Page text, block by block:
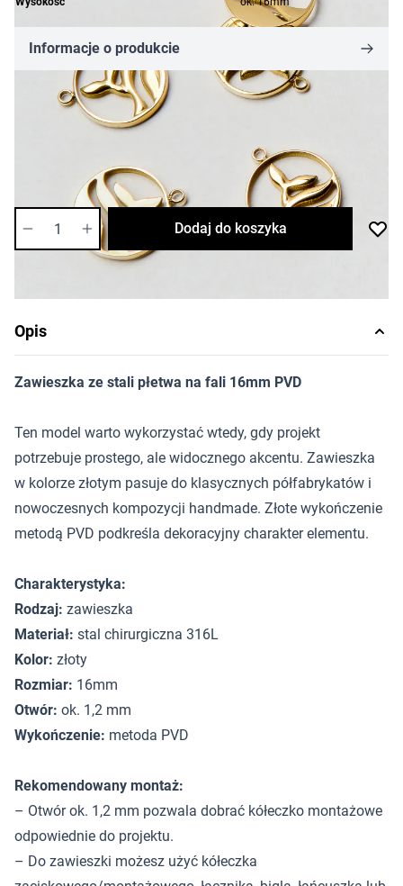
Informacje o produkcie
17,22 zł
Cena za opakowanie
Dostępność:
Dodaj do koszyka
Opis
Zawieszka ze stali płetwa na fali 16mm PVD
Ten model warto wykorzystać wtedy, gdy projekt
potrzebuje prostego, ale widocznego akcentu. Zawieszka
w kolorze złotym pasuje do klasycznych półfabrykatów i
nowoczesnych kompozycji handmade. Złote wykończenie
metodą PVD podkreśla dekoracyjny charakter elementu.
Charakterystyka:
Rodzaj: zawieszka
Materiał: stal chirurgiczna 316L
Kolor: złoty
Rozmiar: 16mm
Otwór: ok. 1,2 mm
Wykończenie: metoda PVD
Rekomendowany montaż:
– Otwór ok. 1,2 mm pozwala dobrać kółeczko montażowe
odpowiednie do projektu.
– Do zawieszki możesz użyć kółeczka